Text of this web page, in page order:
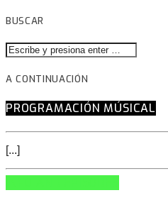
BUSCAR
A CONTINUACIÓN
PROGRAMACIÓN MÚSICAL
[...]